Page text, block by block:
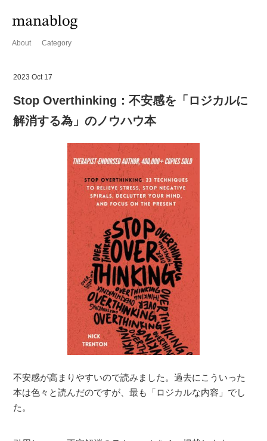
About Category
2023 Oct 17
Stop Overthinking：不安感を「ロジカルに
解消する為」のノウハウ本
不安感が高まりやすいので読みました。過去にこういった
本は色々と読んだのですが、最も「ロジカルな内容」でし
た。